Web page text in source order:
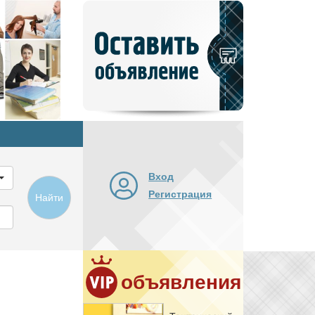
объявление
Найти
Вход
Регистрация
объявления